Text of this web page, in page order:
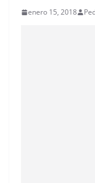
enero 15, 2018